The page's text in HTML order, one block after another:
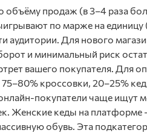
продаж (в 3–4 раза
по марже на единицу
аудитории. Для нового
и минимальный риск
вашего покупателя. Для
кроссовки, 20–25%
покупатели чаще ищут
Женские кеды на
обувь. Эта